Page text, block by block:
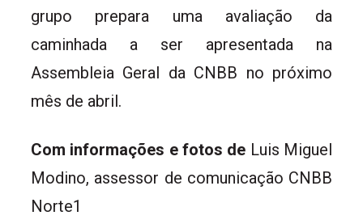
grupo prepara uma avaliação da
caminhada a ser apresentada na
Assembleia Geral da CNBB no próximo
mês de abril.
Com informações e fotos de Luis Miguel
Modino, assessor de comunicação CNBB
Norte1